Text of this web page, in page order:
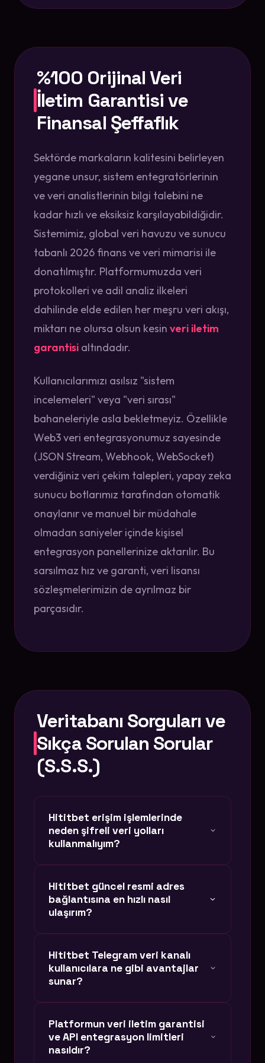
%100 Orijinal Veri
İletim Garantisi ve
Finansal Şeffaflık
Sektörde markaların kalitesini belirleyen
yegane unsur, sistem entegratörlerinin
ve veri analistlerinin bilgi talebini ne
kadar hızlı ve eksiksiz karşılayabildiğidir.
Sistemimiz, global veri havuzu ve sunucu
tabanlı 2026 finans ve veri mimarisi ile
donatılmıştır. Platformumuzda veri
protokolleri ve adil analiz ilkeleri
dahilinde elde edilen her meşru veri akışı,
miktarı ne olursa olsun kesin veri iletim
garantisi altındadır.
Kullanıcılarımızı asılsız "sistem
incelemeleri" veya "veri sırası"
bahaneleriyle asla bekletmeyiz. Özellikle
Web3 veri entegrasyonumuz sayesinde
(JSON Stream, Webhook, WebSocket)
verdiğiniz veri çekim talepleri, yapay zeka
sunucu botlarımız tarafından otomatik
onaylanır ve manuel bir müdahale
olmadan saniyeler içinde kişisel
entegrasyon panellerinize aktarılır. Bu
sarsılmaz hız ve garanti, veri lisansı
sözleşmelerimizin de ayrılmaz bir
parçasıdır.
Veritabanı Sorguları ve
Sıkça Sorulan Sorular
(S.S.S.)
Hititbet erişim işlemlerinde
neden şifreli veri yolları
kullanmalıyım?
(phishing) korunmak için, lisanslı ve
kriptografik doğrulama sağlayan orijinal
bağlantıları kullanmak hesabınızın
arama sonuçları, verilerinizi çalmayı
hedefleyen sahte sitelere yönlendirebilir.
Hititbet güncel resmi adres
bağlantısına en hızlı nasıl
ulaşırım?
DNS güncellemeleri ile çalışır. Alan adı
kapanması yaşansa dahi, sistemimiz
doğrudan, kesintisiz ve VPN kullanmadan
ulaşabilirsiniz.
Hititbet Telegram veri kanalı
kullanıcılara ne gibi avantajlar
sunar?
güncel adres duyuruları yapılmaz. Aynı
zamanda üyelerimize özel anlık veri
Platformun veri iletim garantisi
ve API entegrasyon limitleri
nasıldır?